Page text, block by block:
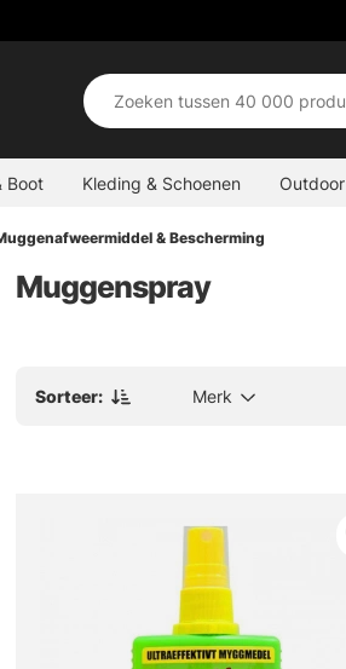
Boot Kleding & Schoenen Outdoor
& Bescherming
Muggenspray
Sorteer: Merk